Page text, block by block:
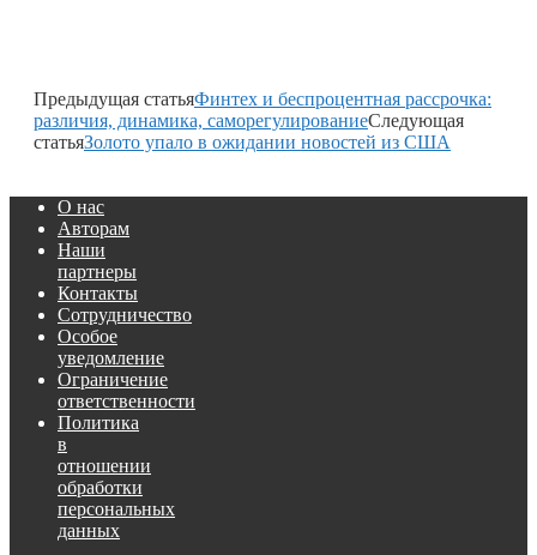
Предыдущая статьяФинтех и беспроцентная рассрочка:
различия, динамика, саморегулированиеСледующая
статьяЗолото упало в ожидании новостей из США
О нас
Авторам
Наши
партнеры
Контакты
Сотрудничество
Особое
уведомление
Ограничение
ответственности
Политика
в
отношении
обработки
персональных
данных